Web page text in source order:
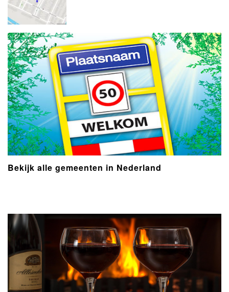
Bekijk alle gemeenten in Nederland